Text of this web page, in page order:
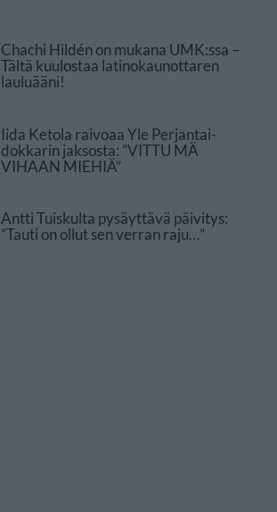
Chachi Hildén on mukana UMK:ssa –
Tältä kuulostaa latinokaunottaren
lauluääni!
Iida Ketola raivoaa Yle Perjantai-
dokkarin jaksosta: ”VITTU MÄ
VIHAAN MIEHIÄ”
Antti Tuiskulta pysäyttävä päivitys:
”Tauti on ollut sen verran raju…”